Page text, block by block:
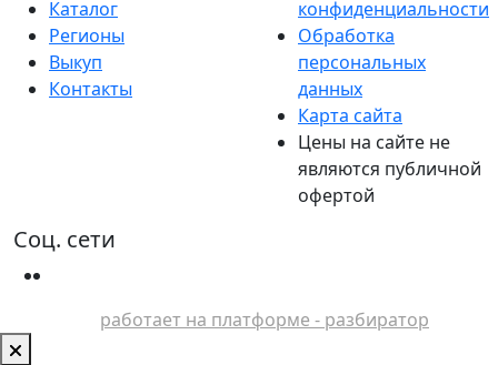
Каталог
Регионы
Выкуп
Контакты
конфиденциальности
Обработка
персональных
данных
Карта сайта
Цены на сайте не
являются публичной
офертой
Соц. сети
работает на платформе - разбиратор